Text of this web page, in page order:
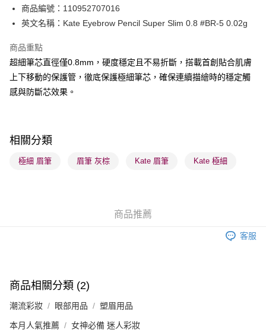
PayMe
WeChat Pay
BoC Pay
送貨方式
順豐自助櫃 - 確認發貨後1-3個工作天送達
順豐站及營業點 - 確認發貨後1-3個工作天送達
(澳門門市) 只顯示可選門市。確認發貨後2-5個工作天到店，3天內
取。逾期會取消訂單，並不會安排重寄
每筆HK$20.00，滿HK$100.00或以上免運費
商品編號：110952707016
英文名稱：Kate Eyebrow Pencil Super Slim 0.8 #BR-5 0.02g
商品重點
超細筆芯直徑僅0.8mm，硬度穩定且不易折斷，搭載首創貼合肌膚
上下移動的保護管，徹底保護極細筆芯，確保連續描繪時的穩定觸
感與防斷芯效果。
相關分類
極細 眉筆 眉筆 灰棕 Kate 眉筆 Kate 極細
商品推薦
客服
商品相關分類 (2)
潮流彩妝 眼部用品 塑眉用品
本月人氣推薦 女神必備 迷人彩妝